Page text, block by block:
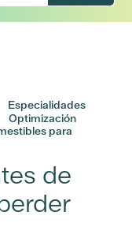
Especialidades
Optimización
para
de